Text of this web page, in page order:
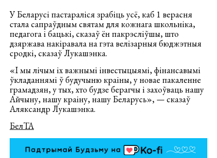
У Беларусі пастараліся зрабіць усё, каб 1 верасня
стала сапраўдным святам для кожнага школьніка,
педагога і бацькі, сказаў ён пакрэсліўшы, што
дзяржава накіравала на гэта велізарныя бюджэтныя
сродкі, сказаў Лукашэнка.
«І мы лічым іх важнымі інвестыцыямі, фінансавымі
ўкладаннямі ў будучыню краіны, у новае пакаленне
грамадзян, у тых, хто будзе берагчы і захоўваць нашу
Айчыну, нашу краіну, нашу Беларусь», — сказаў
Аляксандр Лукашэнка.
БелТА